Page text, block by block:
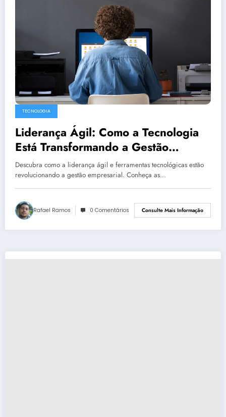
TECNOLOGIA
Liderança Ágil: Como a Tecnologia
Está Transformando a Gestão
Empresarial
Descubra como a liderança ágil e ferramentas tecnológicas estão
revolucionando a gestão empresarial. Conheça as…
Rafael Ramos 0 Comentários Consulte Mais Informação